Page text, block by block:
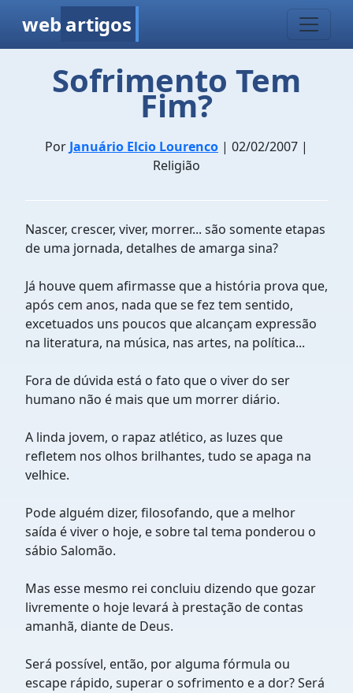
web artigos
Sofrimento Tem
Fim?
Por Januário Elcio Lourenco | 02/02/2007 |
Religião
Nascer, crescer, viver, morrer... são somente etapas
de uma jornada, detalhes de amarga sina?
Já houve quem afirmasse que a história prova que,
após cem anos, nada que se fez tem sentido,
excetuados uns poucos que alcançam expressão
na literatura, na música, nas artes, na política...
Fora de dúvida está o fato que o viver do ser
humano não é mais que um morrer diário.
A linda jovem, o rapaz atlético, as luzes que
refletem nos olhos brilhantes, tudo se apaga na
velhice.
Pode alguém dizer, filosofando, que a melhor
saída é viver o hoje, e sobre tal tema ponderou o
sábio Salomão.
Mas esse mesmo rei concluiu dizendo que gozar
livremente o hoje levará à prestação de contas
amanhã, diante de Deus.
Será possível, então, por alguma fórmula ou
escape rápido, superar o sofrimento e a dor? Será